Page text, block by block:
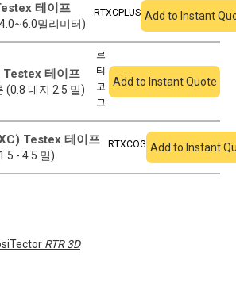
테이프
밀리미터)
RTXCPLUS Add to Instant
테이프
(0.8 내지 2.5 밀)
르
티
코
그
Add to Instant Quote
Testex 테이프
- 4.5 밀)
RTXCOG Add to Instant
RTR 3D